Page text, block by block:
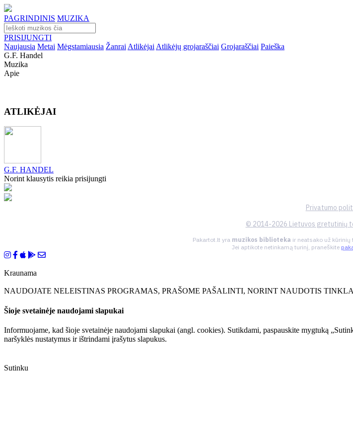
PAGRINDINIS MUZIKA
PRISIJUNGTI
Naujausia Metai Mėgstamiausia Žanrai Atlikėjai Atlikėjų grojaraščiai Grojaraščiai Paieška
G.f. Handel
Muzika
Apie
ATLIKĖJAI
G.F. HANDEL
Norint klausytis reikia prisijungti
Privatumo
© 2014-2026 Lietuvos gretutinių
Pakartot.lt yra muzikos biblioteka ir neatsako už
Jei aptikote netinkamą turinį, praneškite
Kraunama
NAUDOJATE NELEISTINAS PROGRAMAS, PRAŠOME PAŠALINTI, NORINT NAUDOTIS
Šioje svetainėje naudojami slapukai
Informuojame, kad šioje svetainėje naudojami slapukai (angl. cookies). Sutikdami, paspauskite mygtuką
naršyklės nustatymus ir ištrindami įrašytus slapukus.
Sutinku